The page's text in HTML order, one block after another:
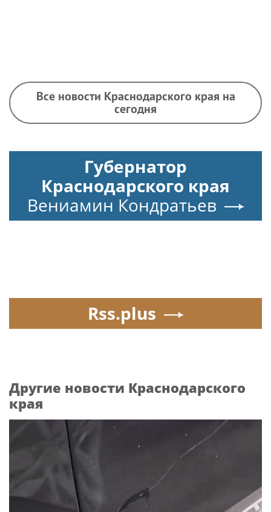
Все новости Краснодарского края на
сегодня
Губернатор
Краснодарского края
Вениамин Кондратьев
Rss.plus
Другие новости Краснодарского
края